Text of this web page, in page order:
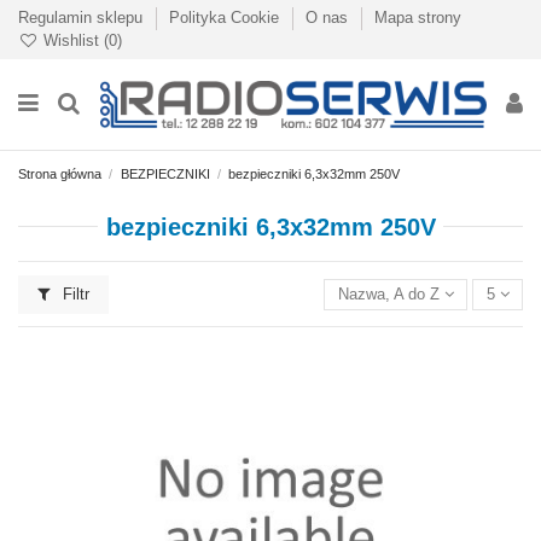
Regulamin sklepu Polityka Cookie O nas
Mapa strony
Wishlist (0)
Strona główna BEZPIECZNIKI bezpieczniki 6,3x32mm 250V
bezpieczniki 6,3x32mm 250V
Filtr Nazwa, A do Z 5